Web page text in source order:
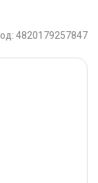
4820179257847